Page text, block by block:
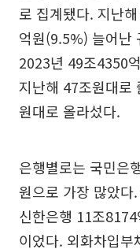
로 집계됐다. 지난
억원(9.5%) 늘어난
2023년 49조4350
지난해 47조원대로
원대로 올라섰다.
은행별로는 국민은
원으로 가장 많았
신한은행 11조
이었다. 외화차입